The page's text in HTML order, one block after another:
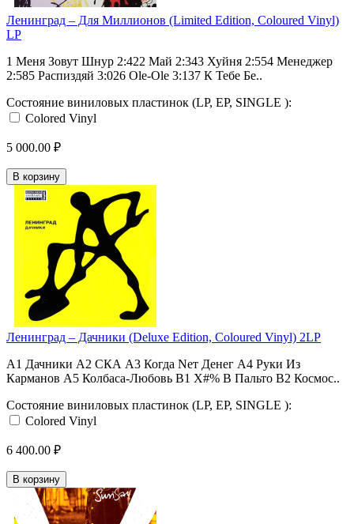
Ленинград ‎– Для Миллионов (Limited Edition, Coloured Vinyl)
LP
1 Меня Зовут Шнур 2:422 Май 2:343 Хуйня 2:554 Менеджер
2:585 Распиздяй 3:026 Ole-Ole 3:137 К Тебе Бе..
Состояние виниловых пластинок (LP, EP, SINGLE ):
Colored Vinyl
5 000.00 ₽
В корзину
Ленинград ‎– Дачники (Deluxe Edition, Coloured Vinyl) 2LP
A1 Дачники A2 СКА A3 Когда Nет Денег A4 Руки Из
Карманов A5 Колбаса-Любовь B1 Х#% В Пальто B2 Космос..
Состояние виниловых пластинок (LP, EP, SINGLE ):
Colored Vinyl
6 400.00 ₽
В корзину